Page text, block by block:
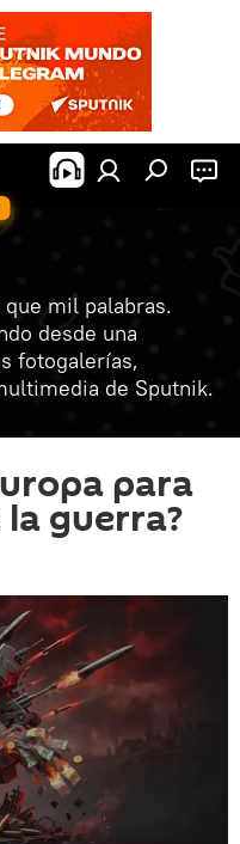
mil palabras.
desde una
fotogalerías,
de Sputnik.
para
guerra?